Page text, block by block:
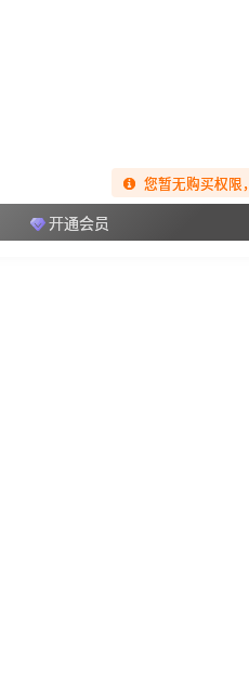
您暂无购买权限
开通会员